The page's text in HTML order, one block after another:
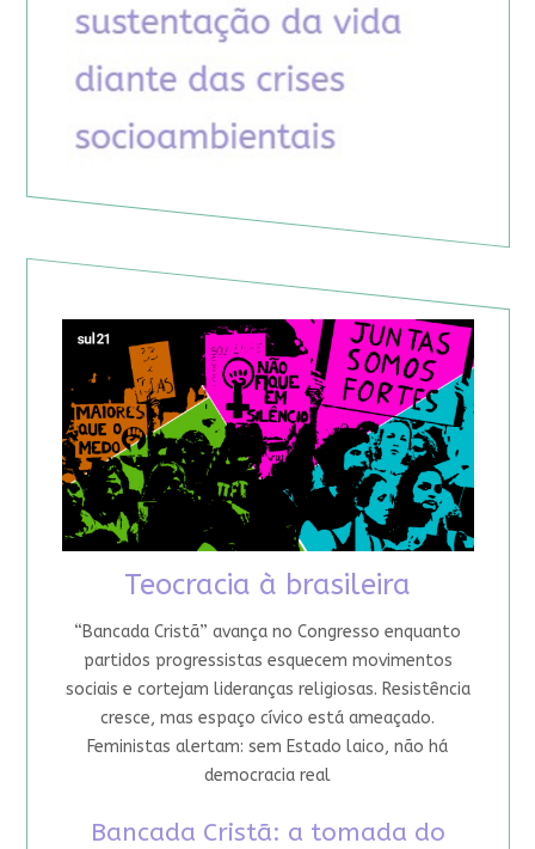
Teocracia à brasileira
“Bancada Cristã” avança no Congresso enquanto
partidos progressistas esquecem movimentos
sociais e cortejam lideranças religiosas. Resistência
cresce, mas espaço cívico está ameaçado.
Feministas alertam: sem Estado laico, não há
democracia real
Bancada Cristã: a tomada do